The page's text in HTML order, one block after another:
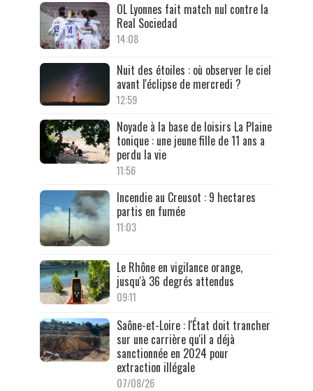
OL Lyonnes fait match nul contre la
Real Sociedad
14:08
Nuit des étoiles : où observer le ciel
avant l'éclipse de mercredi ?
12:59
Noyade à la base de loisirs La Plaine
tonique : une jeune fille de 11 ans a
perdu la vie
11:56
Incendie au Creusot : 9 hectares
partis en fumée
11:03
Le Rhône en vigilance orange,
jusqu'à 36 degrés attendus
09:11
Saône-et-Loire : l'État doit trancher
sur une carrière qu'il a déjà
sanctionnée en 2024 pour
extraction illégale
07/08/26